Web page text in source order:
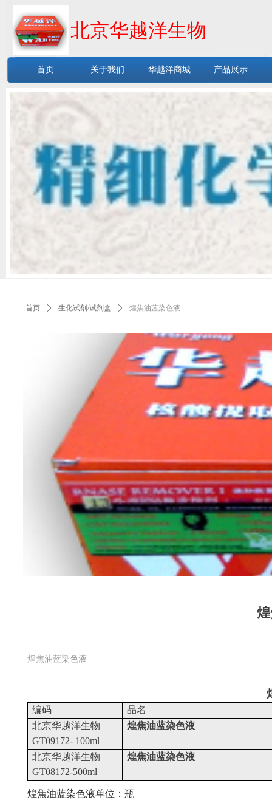
北京华越洋生物
首页 关于我们 华越洋商城 产品展示
首页 ꄲ 生化试剂/试剂盒 ꄲ 煌焦油蓝染色液
煌焦油蓝染色液
编码
品名
北京华越洋生物
GT09172- 100ml
煌焦油蓝染色液
北京华越洋生物
GT08172-500ml
煌焦油蓝染色液
煌焦油蓝染色液单位：瓶